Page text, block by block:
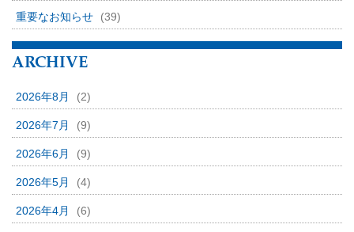
重要なお知らせ (39)
ARCHIVE
2026年8月 (2)
2026年7月 (9)
2026年6月 (9)
2026年5月 (4)
2026年4月 (6)